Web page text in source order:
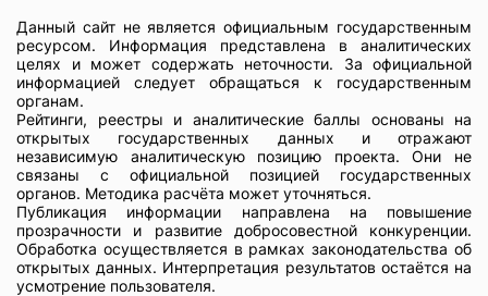
Данный сайт не является официальным государственным
ресурсом. Информация представлена в аналитических
целях и может содержать неточности. За официальной
информацией следует обращаться к государственным
органам.
Рейтинги, реестры и аналитические баллы основаны на
открытых государственных данных и отражают
независимую аналитическую позицию проекта. Они не
связаны с официальной позицией государственных
органов. Методика расчёта может уточняться.
Публикация информации направлена на повышение
прозрачности и развитие добросовестной конкуренции.
Обработка осуществляется в рамках законодательства об
открытых данных. Интерпретация результатов остаётся на
усмотрение пользователя.